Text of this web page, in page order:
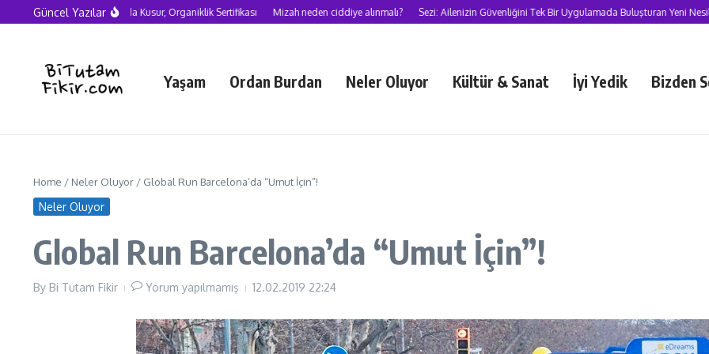
Skip to content
Güncel Yazılar
Zekâ Çağında Kusur, Organiklik Sertifikası Mizah neden ciddiye alınmalı? Sezi: Ailenizin Güvenliğini Tek Bir Uygulamada Buluşturan Yeni Nesil Süper
Yaşam Ordan Burdan Neler Oluyor Kültür & Sanat İyi Yedik Bizden
Home / Neler Oluyor / Global Run Barcelona’da “Umut İçin”!
Neler Oluyor
Global Run Barcelona’da “Umut İçin”!
By Bi Tutam Fikir Yorum yapılmamış 12.02.2019 22:24